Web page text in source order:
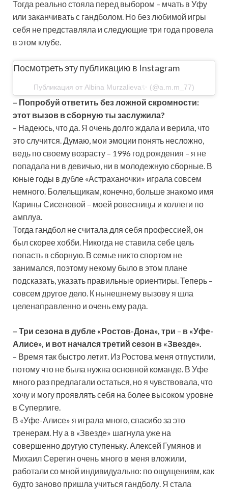
Тогда реально стояла перед выбором – мчать в Уфу
или заканчивать с гандболом. Но без любимой игры
себя не представляла и следующие три года провела
в этом клубе.
Посмотреть эту публикацию в Instagram
Публикация от Albina Murzalieva✨ (@a.m.m_77)
– Попробуй ответить без ложной скромности:
этот вызов в сборную ты заслужила?
– Надеюсь, что да. Я очень долго ждала и верила, что
это случится. Думаю, мои эмоции понять несложно,
ведь по своему возрасту – 1996 год рождения – я не
попадала ни в девичью, ни в молодежную сборные. В
юные годы в дубле «Астраханочки» играла совсем
немного. Болельщикам, конечно, больше знакомо имя
Карины Сисеновой – моей ровесницы и коллеги по
амплуа.
Тогда гандбол не считала для себя профессией, он
был скорее хобби. Никогда не ставила себе цель
попасть в сборную. В семье никто спортом не
занимался, поэтому некому было в этом плане
подсказать, указать правильные ориентиры. Теперь –
совсем другое дело. К нынешнему вызову я шла
целенаправленно и очень ему рада.
– Три сезона в дубле «Ростов-Дона», три – в «Уфе-
Алисе», и вот начался третий сезон в «Звезде».
– Время так быстро летит. Из Ростова меня отпустили,
потому что не была нужна основной команде. В Уфе
много раз предлагали остаться, но я чувствовала, что
хочу и могу проявлять себя на более высоком уровне
в Суперлиге.
В «Уфе-Алисе» я играла много, спасибо за это
тренерам. Ну а в «Звезде» шагнула уже на
совершенно другую ступеньку. Алексей Гумянов и
Михаил Серегин очень много в меня вложили,
работали со мной индивидуально: по ощущениям, как
будто заново пришла учиться гандболу. Я стала